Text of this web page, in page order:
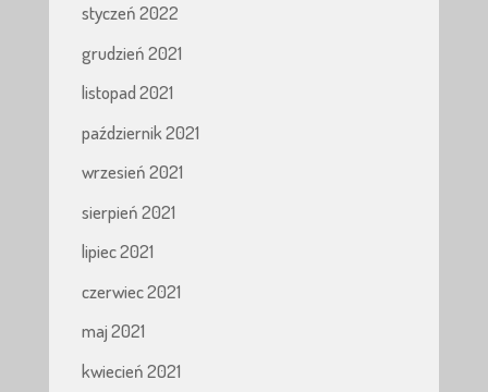
styczeń 2022
grudzień 2021
listopad 2021
październik 2021
wrzesień 2021
sierpień 2021
lipiec 2021
czerwiec 2021
maj 2021
kwiecień 2021